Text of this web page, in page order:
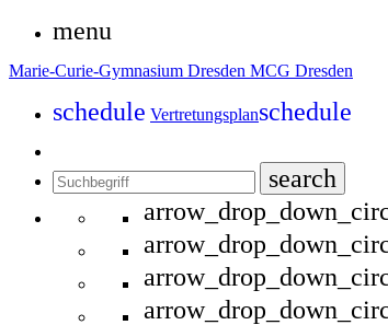
menu
Marie-Curie-Gymnasium Dresden MCG Dresden
schedule Vertretungsplanschedule
search